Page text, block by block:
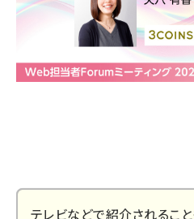
テレビなどで紹介されるこ